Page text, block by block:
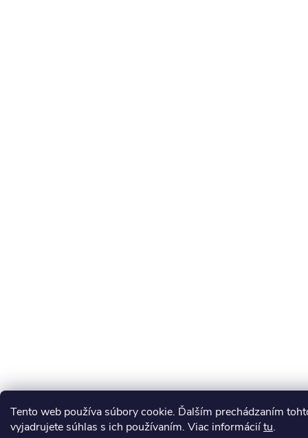
Tento web používa súbory cookie. Ďalším prechádzaním
vyjadrujete súhlas s ich používaním. Viac informáciítu.